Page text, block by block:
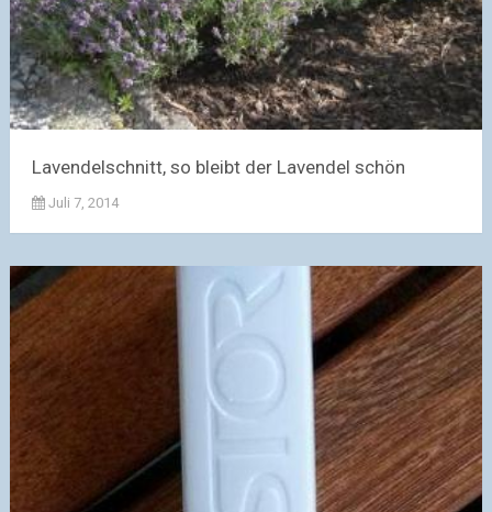
Lavendelschnitt, so bleibt der Lavendel schön
Juli 7, 2014